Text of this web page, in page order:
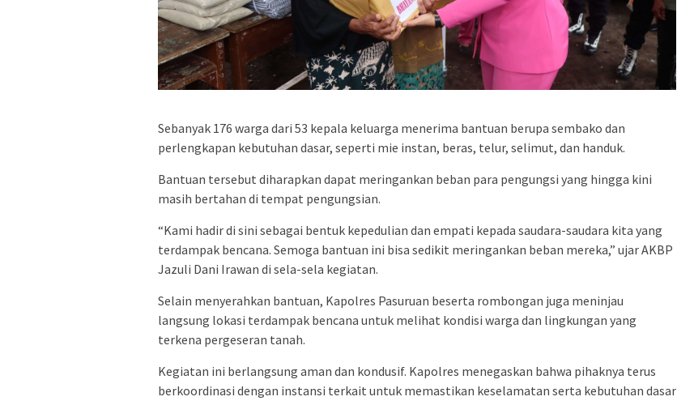
Sebanyak 176 warga dari 53 kepala keluarga menerima bantuan berupa sembako dan
perlengkapan kebutuhan dasar, seperti mie instan, beras, telur, selimut, dan handuk.
Bantuan tersebut diharapkan dapat meringankan beban para pengungsi yang hingga kini
masih bertahan di tempat pengungsian.
“Kami hadir di sini sebagai bentuk kepedulian dan empati kepada saudara-saudara kita yang
terdampak bencana. Semoga bantuan ini bisa sedikit meringankan beban mereka,” ujar AKBP
Jazuli Dani Irawan di sela-sela kegiatan.
Selain menyerahkan bantuan, Kapolres Pasuruan beserta rombongan juga meninjau
langsung lokasi terdampak bencana untuk melihat kondisi warga dan lingkungan yang
terkena pergeseran tanah.
Kegiatan ini berlangsung aman dan kondusif. Kapolres menegaskan bahwa pihaknya terus
berkoordinasi dengan instansi terkait untuk memastikan keselamatan serta kebutuhan dasar